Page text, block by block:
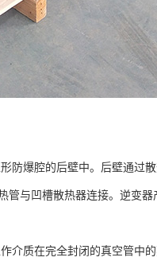
防爆腔的后壁中。后壁通过
与凹槽散热器连接。逆变
介质在完全封闭的真空管中